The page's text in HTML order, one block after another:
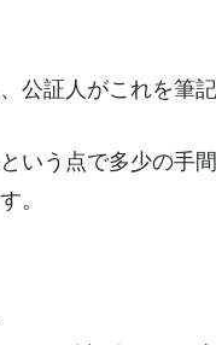
公証人がこれを筆
いう点で多少の手間
。